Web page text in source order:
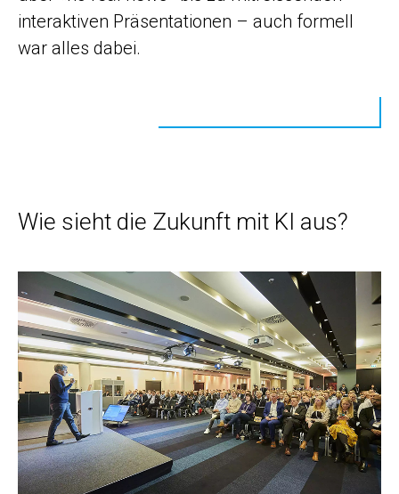
interaktiven Präsentationen – auch formell
war alles dabei.
Wie sieht die Zukunft mit KI aus?